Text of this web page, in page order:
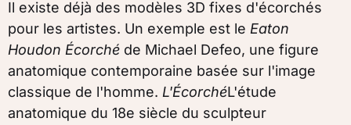
Il existe déjà des modèles 3D fixes d'écorchés
pour les artistes. Un exemple est le Eaton
Houdon Écorché de Michael Defeo, une figure
anatomique contemporaine basée sur l'image
classique de l'homme. L'ÉcorchéL'étude
anatomique du 18e siècle du sculpteur